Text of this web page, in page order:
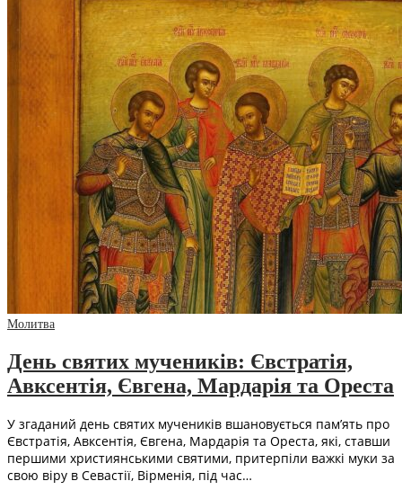
Молитва
День святих мучеників: Євстратія,
Авксентія, Євгена, Мардарія та Ореста
У згаданий день святих мучеників вшановується пам’ять про
Євстратія, Авксентія, Євгена, Мардарія та Ореста, які, ставши
першими християнськими святими, притерпіли важкі муки за
свою віру в Севастії, Вірменія, під час…